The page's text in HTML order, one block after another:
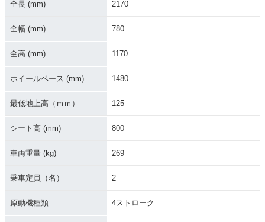
2016年 ZZR1400 A
ラーチェンジ
2016年 ZZR1400 A
BS・カラーチェンジ
BS・カラーチェンジ
全長 (mm) 2170
全幅 (mm) 780
全高 (mm) 1170
ホイールベース (mm) 1480
最低地上高（ｍｍ） 125
シート高 (mm) 800
車両重量 (kg) 269
乗車定員（名） 2
原動機種類 4ストローク